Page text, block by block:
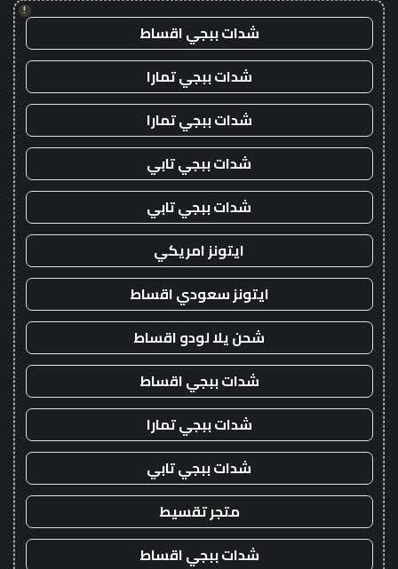
!
شدات ببجي اقساط
شدات ببجي تمارا
شدات ببجي تمارا
شدات ببجي تابي
شدات ببجي تابي
ايتونز امريكي
ايتونز سعودي اقساط
شحن يلا لودو اقساط
شدات ببجي اقساط
شدات ببجي تمارا
شدات ببجي تابي
متجر تقسيط
شدات ببجي اقساط